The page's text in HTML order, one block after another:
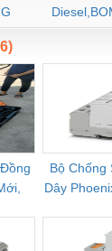
CHUA
Bộ Chống
Dây